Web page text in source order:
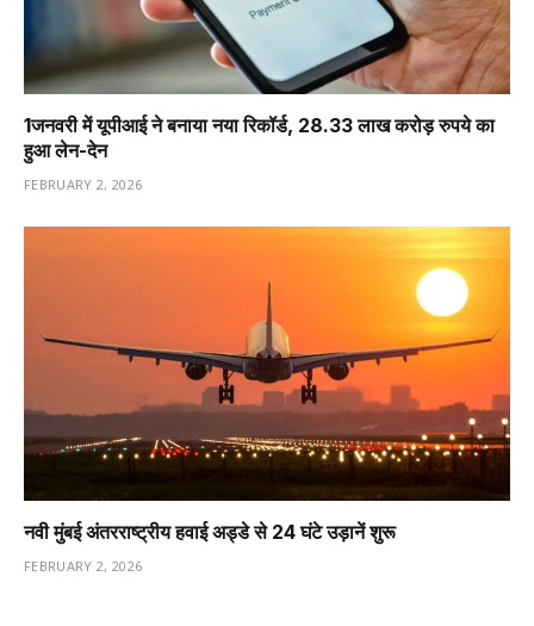
1️जनवरी में यूपीआई ने बनाया नया रिकॉर्ड, 28.33 लाख करोड़ रुपये का
हुआ लेन-देन
FEBRUARY 2, 2026
नवी मुंबई अंतरराष्ट्रीय हवाई अड्डे से 24 घंटे उड़ानें शुरू
FEBRUARY 2, 2026